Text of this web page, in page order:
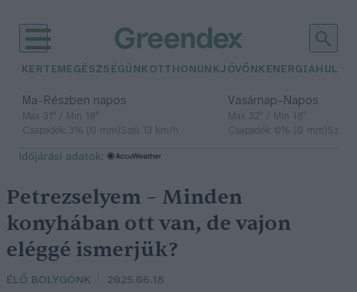
KERTEM EGÉSZSÉGÜNK OTTHONUNKJÖVŐNK ENERGIA
Ma– Részben napos
Max 31° / Min 18°
Csapadék: 3% (0 mm)Szél: 13 km/h
Vasárnap– Napos
Max 32° / Min 18°
Csapadék: 0% (0 mm)Szél:
időjárási adatok:
Petrezselyem – Minden
konyhában ott van, de vajon
eléggé ismerjük?
ÉLŐ BOLYGÓNK 2025.06.18